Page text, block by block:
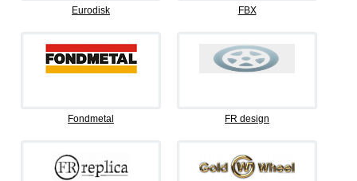
Eurodisk FBX
Fondmetal FR design